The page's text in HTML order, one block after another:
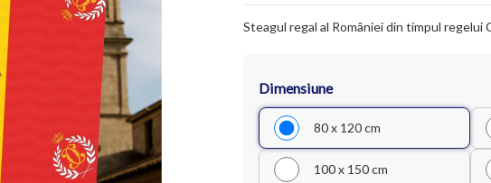
Steagul regal al României din timpul regelui
Dimensiune
80 x 120 cm
100 x 150 cm